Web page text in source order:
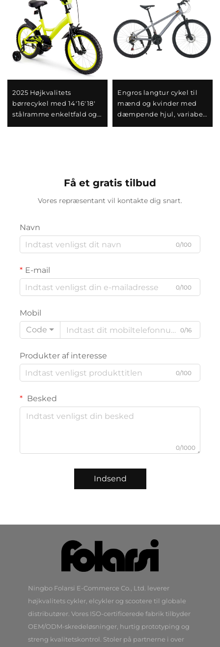
2025 Højkvalitets
børrecykel med 14'16'18'
stålramme enkeltfald og
bageste pedalbremse
Engros langtur cykel til
mænd og kvinder med
dæmpende hjul, variabel
hastighed og stålgaffel -
Få et gratis tilbud
Vores repræsentant vil kontakte dig snart.
Navn
0/100
E-mail
0/100
Mobil
Code
0/16
Produkter af interesse
0/100
Besked
0/1000
Indsend
Ningbo Folarsi E-Commerce Co., Ltd. leverer
højkvalitets cykler, elcykler og scootere til globale
distributører. Vores ISO-certificerede fabrik tilbyder
OEM/ODM-skredeløsninger, hurtig prototyping og
streng kvalitetskontrol. Stoler på partnerne i over